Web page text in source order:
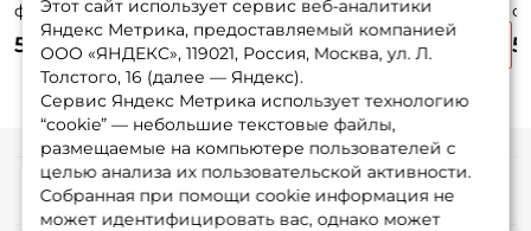
фидерное
Sabaneev Impulse
300см. до 50гр. /
IF-10LM
5 905 ₽
фидерное Salmo
Sniper Feeder
360см. до 150гр. /
4113-360
6 810 ₽
фидерное
Волжанка Оптима
Evo Pro 330см. до
6 230 ₽ 5
Этот сайт использует сервис веб-аналитики
Яндекс Метрика, предоставляемый компанией
ООО «ЯНДЕКС», 119021, Россия, Москва, ул. Л.
Толстого, 16 (далее — Яндекс).
Сервис Яндекс Метрика использует технологию
“cookie” — небольшие текстовые файлы,
размещаемые на компьютере пользователей с
целью анализа их пользовательской активности.
Собранная при помощи cookie информация не
может идентифицировать вас, однако может
Информация